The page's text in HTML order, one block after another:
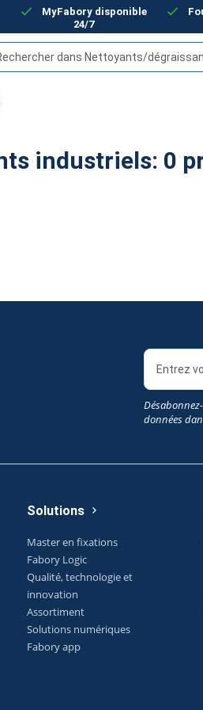
MyFabory disponible
24/7
Nettoyants/
données
Solutions
Master en fixations
Fabory Logic
Qualité, technologie et
innovation
Assortiment
Solutions numériques
Fabory app